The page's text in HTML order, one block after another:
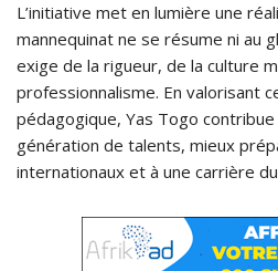
L’initiative met en lumière une
mannequinat ne se résume ni au
exige de la rigueur, de la culture
professionnalisme. En valorisant
pédagogique, Yas Togo
génération de talents, mieux
internationaux et à une carrière